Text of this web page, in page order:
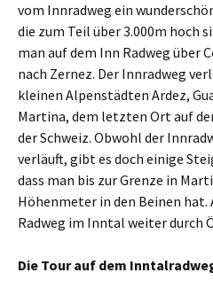
vom Innradweg ein
die zum Teil über 3.000m hoch
man auf dem Inn Radweg über
nach Zernez. Der Innradweg
kleinen Alpenstädten Ardez,
Martina, dem letzten Ort auf
der Schweiz. Obwohl der
verläuft, gibt es doch einige
dass man bis zur Grenze in
Höhenmeter in den Beinen hat.
Radweg im Inntal weiter durch
Die Tour auf dem